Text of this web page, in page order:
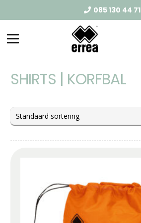
085 130 44 71
SHIRTS | KORFBAL